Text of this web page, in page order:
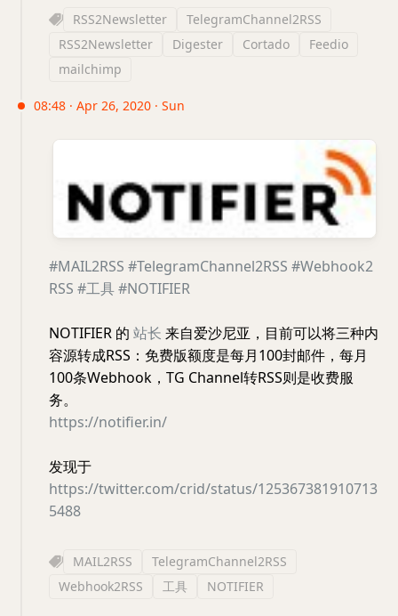
RSS2Newsletter
TelegramChannel2RSS
RSS2Newsletter
Digester Cortado
Feedio
mailchimp
08:48 · Apr 26, 2020 · Sun
#MAIL2RSS #TelegramChannel2RSS #Webhook2
RSS #工具#NOTIFIER
NOTIFIER 的 站长 来自爱沙尼亚，目前可以将三种内
容源转成RSS：免费版额度是每月100封邮件，每月
100条Webhook，TG Channel转RSS则是收费服
务。
https://notifier.in/
发现于
https://twitter.com/crid/status/125367381910713
5488
MAIL2RSS
TelegramChannel2RSS
Webhook2RSS
工具 NOTIFIER